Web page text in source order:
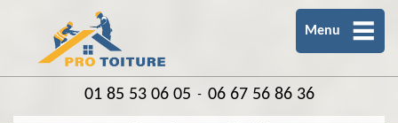
Menu
01 85 53 06 05 - 06 67 56 86 36